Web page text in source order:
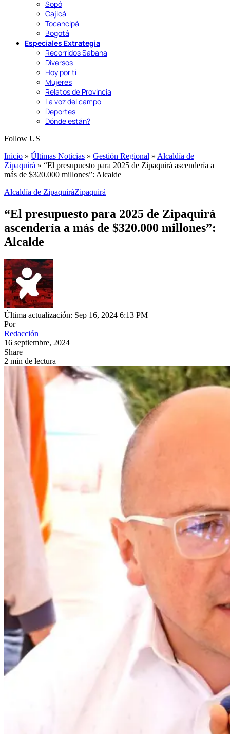
Sopó
Cajicá
Tocancipá
Bogotá
Especiales Extrategia
Recorridos Sabana
Diversos
Hoy por ti
Mujeres
Relatos de Provincia
La voz del campo
Deportes
Dónde están?
Follow US
Inicio » Últimas Noticias » Gestión Regional » Alcaldía de
Zipaquirá » “El presupuesto para 2025 de Zipaquirá ascendería a
más de $320.000 millones”: Alcalde
Alcaldía de ZipaquiráZipaquirá
“El presupuesto para 2025 de Zipaquirá
ascendería a más de $320.000 millones”:
Alcalde
Última actualización: Sep 16, 2024 6:13 PM
Por
Redacción
16 septiembre, 2024
Share
2 min de lectura